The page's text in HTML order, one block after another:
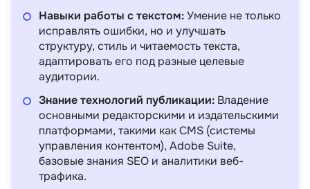
Навыки работы с текстом:Умение не только
исправлять ошибки, но и улучшать
структуру, стиль и читаемость текста,
адаптировать его под разные целевые
аудитории.
Знание технологий публикации: Владение
основными редакторскими и издательскими
платформами, такими как CMS (системы
управления контентом), Adobe Suite,
базовые знания SEO и аналитики веб-
трафика.